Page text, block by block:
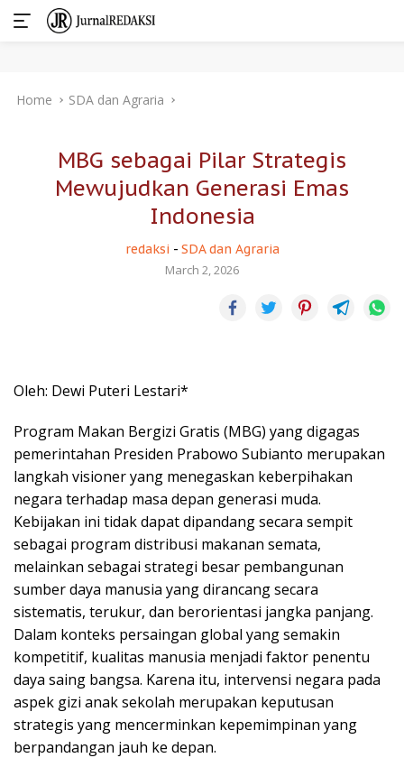
Home SDA dan Agraria
MBG sebagai Pilar Strategis
Mewujudkan Generasi Emas
Indonesia
redaksi - SDA dan Agraria
March 2, 2026
Oleh: Dewi Puteri Lestari*
Program Makan Bergizi Gratis (MBG) yang digagas
pemerintahan Presiden Prabowo Subianto merupakan
langkah visioner yang menegaskan keberpihakan
negara terhadap masa depan generasi muda.
Kebijakan ini tidak dapat dipandang secara sempit
sebagai program distribusi makanan semata,
melainkan sebagai strategi besar pembangunan
sumber daya manusia yang dirancang secara
sistematis, terukur, dan berorientasi jangka panjang.
Dalam konteks persaingan global yang semakin
kompetitif, kualitas manusia menjadi faktor penentu
daya saing bangsa. Karena itu, intervensi negara pada
aspek gizi anak sekolah merupakan keputusan
strategis yang mencerminkan kepemimpinan yang
berpandangan jauh ke depan.